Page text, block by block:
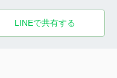
LINEで共有する